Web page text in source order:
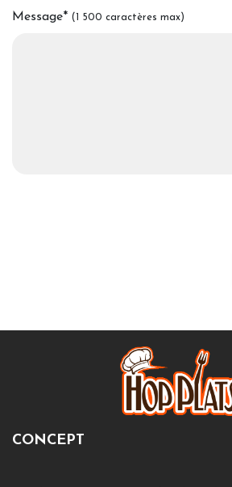
Message* (1 500 caractères max)
CONCEPT